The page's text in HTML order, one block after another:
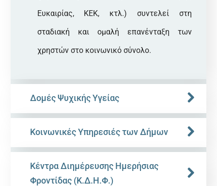
Ευκαιρίας, ΚΕΚ, κτλ.) συντελεί στη
σταδιακή και ομαλή επανένταξη των
χρηστών στο κοινωνικό σύνολο.
Δομές Ψυχικής Υγείας
Κοινωνικές Υπηρεσιές των Δήμων
Κέντρα Διημέρευσης Ημερήσιας
Φροντίδας (Κ.Δ.Η.Φ.)